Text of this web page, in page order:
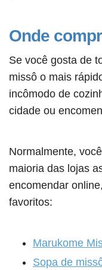
Onde
Se você gosta de
missô o mais
incômodo de
cidade ou
Normalmente,
maioria das lojas
encomendar
favoritos:
Marukome
Sopa de